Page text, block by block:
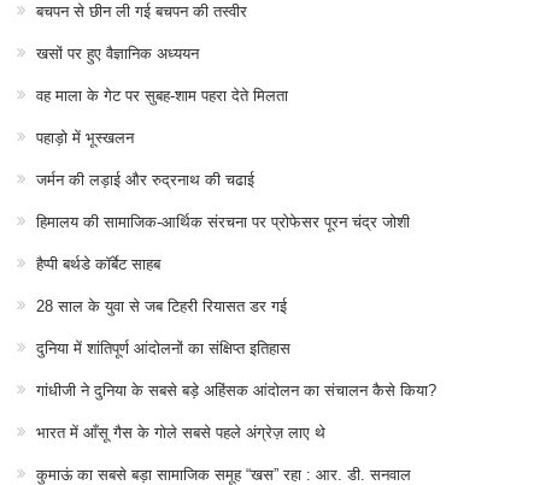
बचपन से छीन ली गई बचपन की तस्वीर
खसों पर हुए वैज्ञानिक अध्ययन
वह माला के गेट पर सुबह-शाम पहरा देते मिलता
पहाड़ो में भूस्खलन
जर्मन की लड़ाई और रुद्रनाथ की चढाई
हिमालय की सामाजिक-आर्थिक संरचना पर प्रोफेसर पूरन चंद्र जोशी
हैप्पी बर्थडे कॉर्बेट साहब
28 साल के युवा से जब टिहरी रियासत डर गई
दुनिया में शांतिपूर्ण आंदोलनों का संक्षिप्त इतिहास
गांधीजी ने दुनिया के सबसे बड़े अहिंसक आंदोलन का संचालन कैसे किया?
भारत में आँसू गैस के गोले सबसे पहले अंग्रेज़ लाए थे
कुमाऊं का सबसे बड़ा सामाजिक समूह “खस” रहा : आर. डी. सनवाल